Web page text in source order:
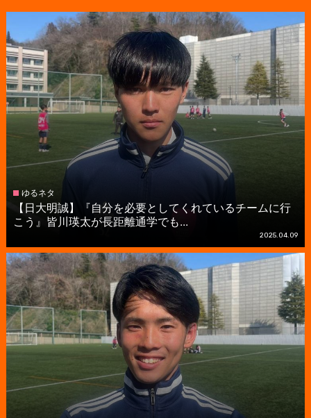
ゆるネタ
【日大明誠】『自分を必要としてくれているチームに行
こう』皆川瑛太が長距離通学でも...
2025.04.09